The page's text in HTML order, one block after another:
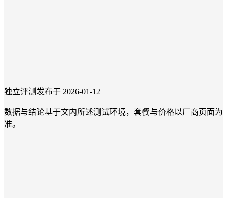
独立评测 发布于 2026-01-12
数据与结论基于文内所述测试环境，套餐与价格以厂商页面为
准。